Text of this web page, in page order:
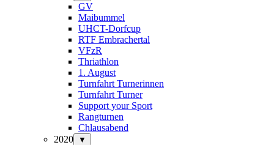
GV
Maibummel
UHCT-Dorfcup
RTF Embrachertal
VFzR
Thriathlon
1. August
Turnfahrt Turnerinnen
Turnfahrt Turner
Support your Sport
Rangturnen
Chlausabend
2020
▼